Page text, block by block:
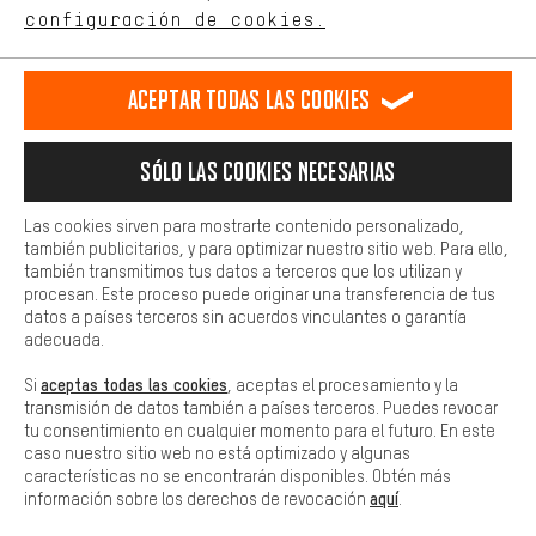
español
ES english
EN Deutsch
DE
RESCINDIR EL CONTRATO Comunidad de Aquisgrán Programa de afiliados
Aviso Legal Protección de datos Condiciones Generales
Plataforma de reportes Reciclaje de baterias
Configuración de las cookies Ajusta el contraste
Todos los precios indicados son en euros e sin MwSt, más
gastos de envío aEstados Unidos.
configuración de cookies.
comportamiento de compra.
Más confort
cookies de comodidad, creamos enlaces a plataformas de redes
sociales. Esto nos permite proporcionarle más contenido e
adicionales que le ayudarán a encontrar los productos adecuados.
preguntas de forma rápida y sencilla.
Básica
Las cookies básicas aseguran que puedas usar nuestro sitio web.
Aceptar todas las cookies
Sólo las cookies necesarias
Las cookies sirven para mostrarte contenido personalizado,
también publicitarios, y para optimizar nuestro sitio web. Para ello,
también transmitimos tus datos a terceros que los utilizan y
procesan. Este proceso puede originar una transferencia de tus
datos a países terceros sin acuerdos vinculantes o garantía
adecuada.
Si aceptas todas las cookies , aceptas el procesamiento y la
transmisión de datos también a países terceros. Puedes revocar
tu consentimiento en cualquier momento para el futuro. En este
caso nuestro sitio web no está optimizado y algunas
características no se encontrarán disponibles. Obtén más
información sobre los derechos de revocación aquí.